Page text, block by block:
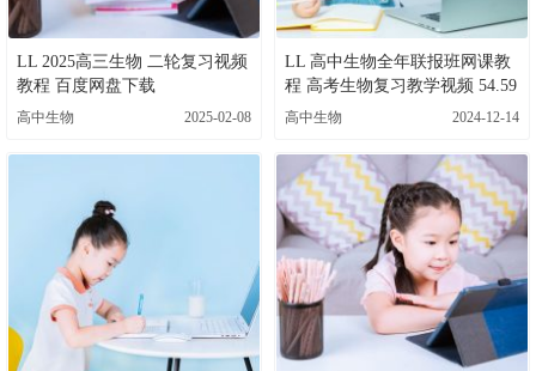
LL 2025高三生物 二轮复习视频
教程 百度网盘下载
高中生物 2025-02-08
LL 高中生物全年联报班网课教
程 高考生物复习教学视频 54.59
G百度云盘资源下载
高中生物 2024-12-14